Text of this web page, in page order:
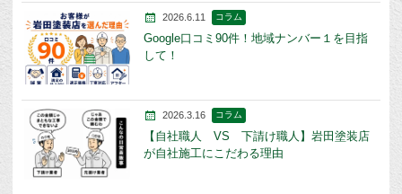
2026.6.11 コラム
Google口コミ90件！地域ナンバー１を目指
して！
2026.3.16 コラム
【自社職人 VS 下請け職人】岩田塗装店
が自社施工にこだわる理由